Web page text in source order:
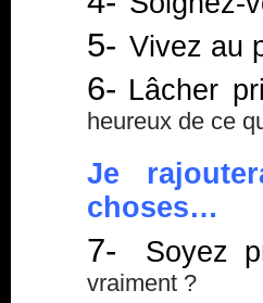
5- Vivez au
6- Lâcher
heureux de ce
Je
choses…
7- Soyez
vraiment ?